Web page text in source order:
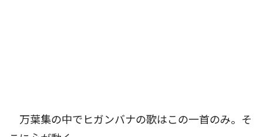
万葉集の中でヒガンバナの歌はこの一首のみ。そ